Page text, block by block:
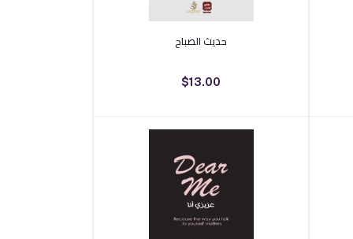
أضف إلى السلة
حديث الصباح
$13.00